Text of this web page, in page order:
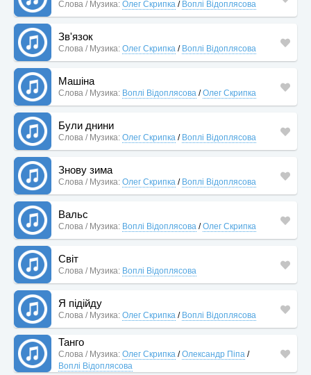
Слова / Музика: Олег Скрипка / Воплі Відоплясова
Зв'язок
Слова / Музика: Олег Скрипка / Воплі Відоплясова
Машіна
Слова / Музика: Воплі Відоплясова /Олег Скрипка
Були днини
Слова / Музика: Олег Скрипка / Воплі Відоплясова
Знову зима
Слова / Музика: Олег Скрипка / Воплі Відоплясова
Вальс
Слова / Музика: Воплі Відоплясова /Олег Скрипка
Світ
Слова / Музика: Воплі Відоплясова
Я підійду
Слова / Музика: Олег Скрипка / Воплі Відоплясова
Танго
Слова / Музика: Олег Скрипка /Олександр Піпа /
Воплі Відоплясова